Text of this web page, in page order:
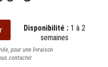
Disponibilité : 1 à 2
semaines
pour une livraison
contacter.